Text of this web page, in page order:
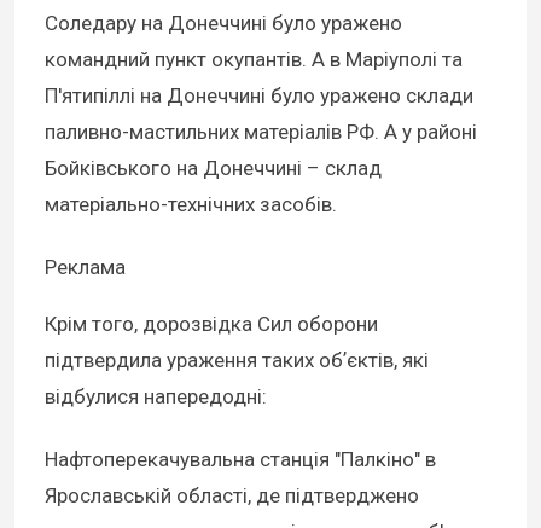
Соледару на Донеччині було уражено
командний пункт окупантів. А в Маріуполі та
П'ятипіллі на Донеччині було уражено склади
паливно-мастильних матеріалів РФ. А у районі
Бойківського на Донеччині – склад
матеріально-технічних засобів.
Реклама
Крім того, дорозвідка Сил оборони
підтвердила ураження таких обʼєктів, які
відбулися напередодні:
Нафтоперекачувальна станція "Палкіно" в
Ярославській області, де підтверджено